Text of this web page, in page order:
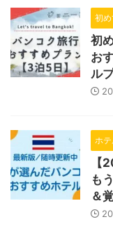
初
初
お
ル
ホテ
【
も
＆